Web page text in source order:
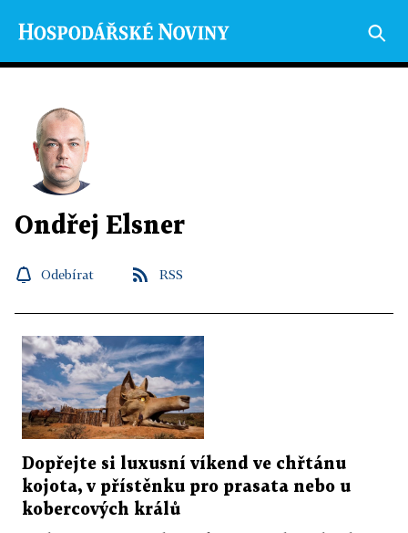
Ondřej Elsner
Odebírat RSS
Dopřejte si luxusní víkend ve chřtánu
kojota, v přístěnku pro prasata nebo u
kobercových králů